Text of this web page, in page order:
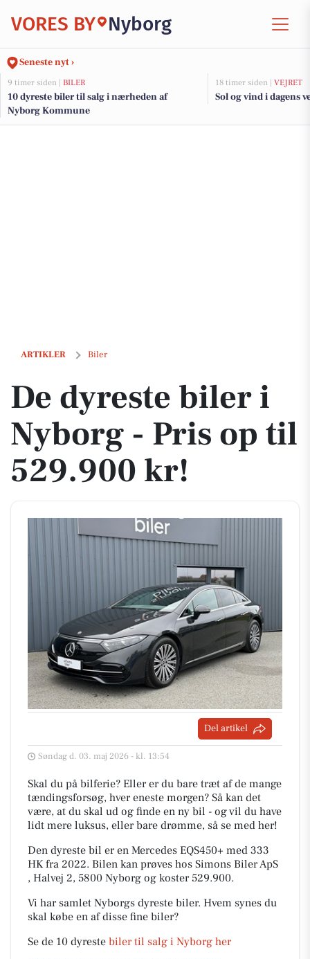
VORES BY Nyborg
Seneste nyt ›
9 timer siden | BILER
10 dyreste biler til salg i nærheden af
Nyborg Kommune
18 timer siden | VEJRET
Sol og vind i dagens
ARTIKLER Biler
De dyreste biler i Nyborg - Pris op til 529.900 kr!
De dyreste biler i
Nyborg - Pris op til
529.900 kr!
Del artikel
Søndag d. 03. maj 2026 - kl. 13:54
Skal du på bilferie? Eller er du bare træt af de mange
tændingsforsøg, hver eneste morgen? Så kan det
være, at du skal ud og finde en ny bil - og vil du have
lidt mere luksus, eller bare drømme, så se med her!
Den dyreste bil er en Mercedes EQS450+ med 333
HK fra 2022. Bilen kan prøves hos Simons Biler ApS
, Halvej 2, 5800 Nyborg og koster 529.900.
Vi har samlet Nyborgs dyreste biler. Hvem synes du
skal købe en af disse fine biler?
Se de 10 dyreste biler til salg i Nyborg her